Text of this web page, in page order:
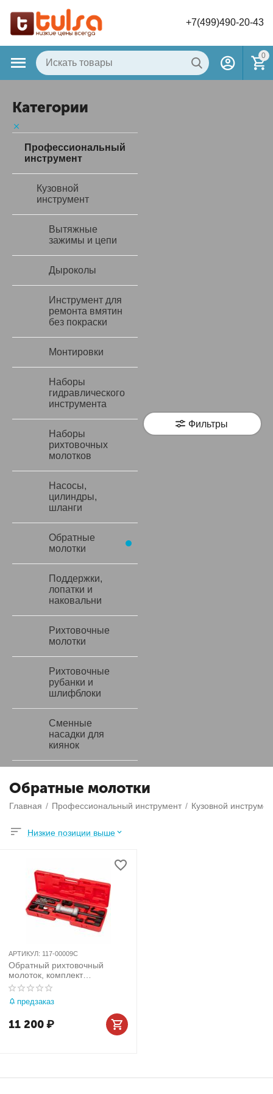
+7(499)490-20-43
0
Категории
Профессиональный
инструмент
Кузовной
инструмент
Вытяжные
зажимы и цепи
Дыроколы
Инструмент для
ремонта вмятин
без покраски
Монтировки
Наборы
гидравлического
инструмента
Наборы
рихтовочных
молотков
Насосы,
цилиндры,
шланги
Обратные
молотки
Поддержки,
лопатки и
наковальни
Рихтовочные
молотки
Рихтовочные
рубанки и
шлифблоки
Сменные
насадки для
киянок
Фильтры
Обратные молотки
Главная / Профессиональный инструмент / Кузовной
Низкие позиции выше
АРТИКУЛ: 117-00009C
Обратный рихтовочный
молоток, комплект
принадлежностей, 9
предметов МАСТАК 117-
00009C
предзаказ
11 200₽